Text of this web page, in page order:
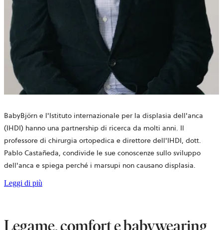
BabyBjörn e l'Istituto internazionale per la displasia dell'anca
(IHDI) hanno una partnership di ricerca da molti anni. Il
professore di chirurgia ortopedica e direttore dell'IHDI, dott.
Pablo Castañeda, condivide le sue conoscenze sullo sviluppo
dell'anca e spiega perché i marsupi non causano displasia.
Leggi di più
Legame, comfort e babywearing